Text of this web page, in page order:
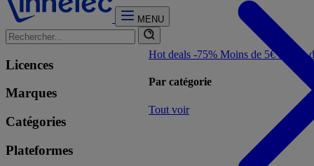
MENU
Licences
Marques
Catégories
Plateformes
Hot deals -75% Moins de 5€Moins
Par catégorie
Tout voir